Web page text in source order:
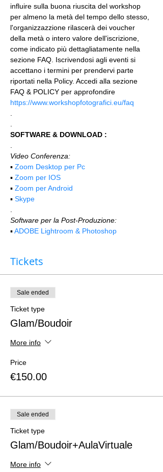
influire sulla buona riuscita del workshop
per almeno la metà del tempo dello stesso,
l'organizzazzione rilascerà dei voucher
della metà o intero valore dell'iscrizione,
come indicato più dettagliatamente nella
sezione FAQ. Iscrivendosi agli eventi si
accettano i termini per prendervi parte
riportati nella Policy. Accedi alla sezione
FAQ & POLICY per approfondire
https://www.workshopfotografici.eu/faq
SOFTWARE & DOWNLOAD :
Video Conferenza:
▪️ Zoom Desktop per Pc
▪️ Zoom per IOS
▪️ Zoom per Android
▪️ Skype
Software per la Post-Produzione:
▪️ ADOBE Lightroom & Photoshop
Tickets
Sale ended
Ticket type
Glam/Boudoir
More info
Price
€150.00
Sale ended
Ticket type
Glam/Boudoir+AulaVirtuale
More info